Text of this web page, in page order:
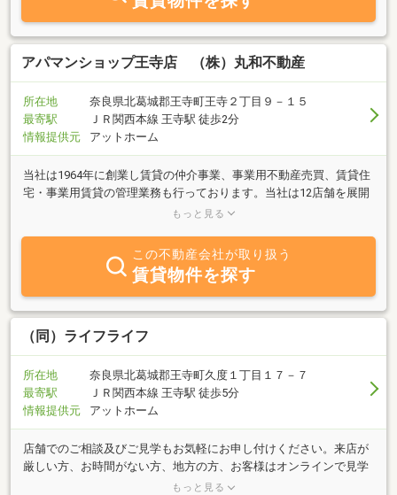
アパマンショップ王寺店 （株）丸和不動産
所在地
奈良県北葛城郡王寺町王寺２丁目９－１５
最寄駅
ＪＲ関西本線 王寺駅 徒歩2分
情報提供元
アットホーム
当社は1964年に創業し賃貸の仲介事業、事業用不動産売買、賃貸住
宅・事業用賃貸の管理業務も行っております。当社は12店舗を展開
しており"奈良県内全域"のお部屋探しが可能です。ご案内の際にも
入。また、キャッシュレス化推進に伴い電子決済システムを一部で
使用することができ、当社管理物件にお住まいいただく方は『イオ
ンカードde』でお家賃をお支払いをしていただけます。各法人様、
社宅代行会社様と法人課を中心に提携も多くさせていただき社員様
の転勤や就職の際のご相談やお部屋探しもお任せください。白鳳短
期大学の学生様もご安心してお住まい頂けるお部屋をご提案出来る
もちろん、奈良県内全域、京都府南部のお部屋探しが可能です。当
社スタッフは、幅広い知見でお客様の立場になり、ライフスタイル
に合わせたピッタリのお部屋をご提案させていただきます。アパマ
もっと見る
この不動産会社が取り扱う
賃貸物件を探す
（同）ライフライフ
所在地
奈良県北葛城郡王寺町久度１丁目１７－７
最寄駅
ＪＲ関西本線 王寺駅 徒歩5分
情報提供元
アットホーム
店舗でのご相談及びご見学もお気軽にお申し付けください。来店が
厳しい方、お時間がない方、地方の方、お客様はオンラインで見学
や契約ができます。（全国対応しております。）もちろん来店され
もっと見る